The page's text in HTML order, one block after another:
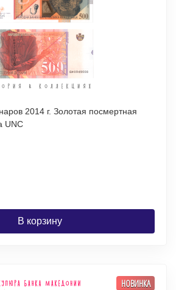
2014 г. Золотая посмертная
UNC
В корзину
НОВИНКА